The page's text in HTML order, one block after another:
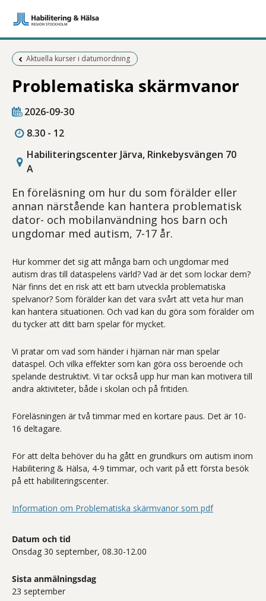
Föregående sida:
Aktuella kurser i datumordning
Problematiska skärmvanor
2026-09-30
8.30 - 12
Habiliteringscenter Järva, Rinkebysvängen 70
A
En föreläsning om hur du som förälder eller
annan närstående kan hantera problematisk
dator- och mobilanvändning hos barn och
ungdomar med autism, 7-17 år.
Hur kommer det sig att många barn och ungdomar med
autism dras till dataspelens värld? Vad är det som lockar dem?
När finns det en risk att ett barn utveckla problematiska
spelvanor? Som förälder kan det vara svårt att veta hur man
kan hantera situationen. Och vad kan du göra som förälder om
du tycker att ditt barn spelar för mycket.
Vi pratar om vad som händer i hjärnan när man spelar
dataspel. Och vilka effekter som kan göra oss beroende och
spelande destruktivt. Vi tar också upp hur man kan motivera till
andra aktiviteter, både i skolan och på fritiden.
Föreläsningen är två timmar med en kortare paus. Det är 10-
16 deltagare.
För att delta behöver du ha gått en grundkurs om autism inom
Habilitering & Hälsa, 4-9 timmar, och varit på ett första besök
på ett habiliteringscenter.
Information om Problematiska skärmvanor som pdf
Datum och tid
Onsdag 30 september, 08.30-12.00
Sista anmälningsdag
23 september